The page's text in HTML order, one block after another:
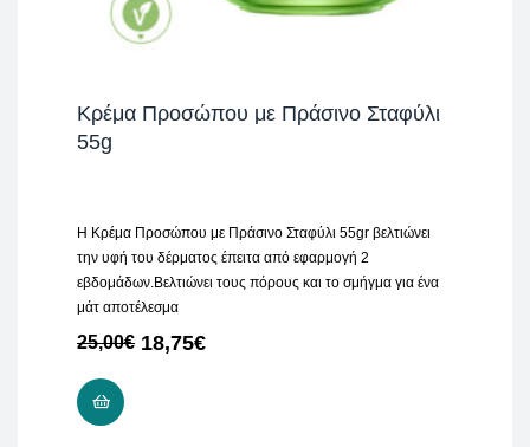
Κρέμα Προσώπου με Πράσινο Σταφύλι
55g
Η Κρέμα Προσώπου με Πράσινο Σταφύλι 55gr βελτιώνει
την υφή του δέρματος έπειτα από εφαρμογή 2
εβδομάδων.Βελτιώνει τους πόρους και το σμήγμα για ένα
μάτ αποτέλεσμα
25,00€ 18,75€